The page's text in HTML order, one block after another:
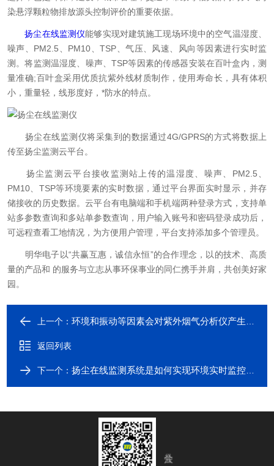
染悬浮颗粒物排放源头控制评价的重要依据。
扬尘在线监测仪能够实现对建筑施工现场环境中的空气温湿度、
噪声、PM2.5、PM10、TSP、气压、风速、风向等因素进行实时监
测。将监测温湿度、噪声、TSP等因素的传感器安装在百叶盒内，测
量准确;百叶盒采用优质抗紫外线材质制作，使用寿命长，具有体积
小，重量轻，线形度好，*防水的特点。
扬尘在线监测仪将采集到的数据通过4G/GPRS的方式将数据上
传至扬尘监测云平台。
扬尘监测云平台接收监测站上传的温湿度、噪声、PM2.5、
PM10、TSP等环境要素的实时数据，通过平台界面实时显示，并存
储接收的历史数据。云平台有电脑端和手机端两种登录方式，支持单
站多参数查询和多站单参数查询，用户输入账号和密码登录成功后，
可远程查看工地情况，为方便用户管理，平台支持添加多个管理员。
明华电子以“共赢互惠，诚信永恒”的合作理念，以的技术、高质
量的产品和 的服务与立志从事环保事业的同仁携手并肩，共创美好家
园。
上一个：环境和振动等因素会对紫外烟气分析仪产生影响吗？
返回列表
下一个：扬尘在线监测系统是如何实现环境实时监控的？